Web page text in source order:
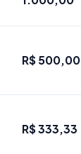
R$ 500,00
R$ 333,33